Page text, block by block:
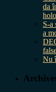
da
S-a
a
Nu